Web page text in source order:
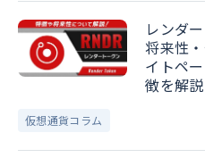
レンダ
将来性
イトペ
徴を解説
仮想通貨コラム